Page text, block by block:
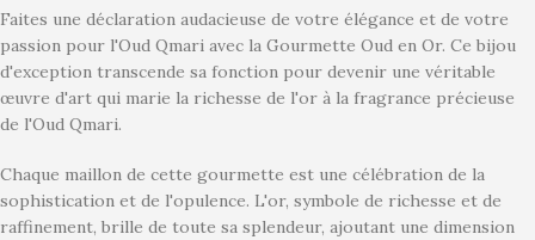
Faites une déclaration audacieuse de votre élégance et de votre
passion pour l'Oud Qmari avec la Gourmette Oud en Or. Ce bijou
d'exception transcende sa fonction pour devenir une véritable
œuvre d'art qui marie la richesse de l'or à la fragrance précieuse
de l'Oud Qmari.
Chaque maillon de cette gourmette est une célébration de la
sophistication et de l'opulence. L'or, symbole de richesse et de
raffinement, brille de toute sa splendeur, ajoutant une dimension